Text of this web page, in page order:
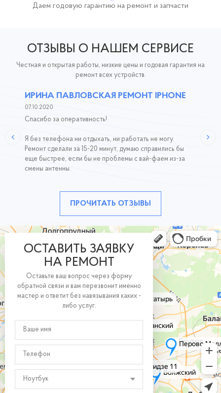
Даем годовую гарантию на ремонт и запчасти
ОТЗЫВЫ О НАШЕМ СЕРВИСЕ
Честная и открытая работы, низкие цены и годовая гарантия на
ремонт всех устройств.
ИРИНА ПАВЛОВСКАЯ РЕМОНТ IPHONE
07.10.2020
Спасибо за оперативность!
Я без телефона ни отдыхать, ни работать не могу.
Ремонт сделали за 15-20 минут, думаю справились бы
еще быстрее, если бы не проблемы с вай-фаем из-за
смены антенны.
ПРОЧИТАТЬ ОТЗЫВЫ
ОСТАВИТЬ ЗАЯВКУ
НА РЕМОНТ
Оставьте ваш вопрос через форму
обратной связи и вам перезвонит именно
мастер и ответит без навязывания каких -
либо услуг.
Ноутбук